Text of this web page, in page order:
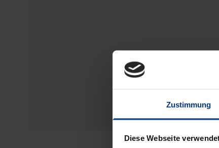
Zustimmung
Diese Webseite